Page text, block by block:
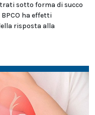
sotto forma di succo
ha effetti
risposta alla